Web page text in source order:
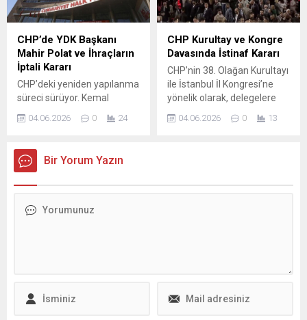
Kılıçdaroğlu ile görüşmesini
aktardığı sırada Çiçek’in
kendisine “yalaka”
demesiyle karşılaştı; bu
ifade bölümü tartışmanın
fitilini ateşledi. Canlı
yayındaki...
CHP’de YDK Başkanı
Mahir Polat ve İhraçların
İptali Kararı
CHP’deki yeniden yapılanma
süreci sürüyor. Kemal
Kılıçdaroğlu’nun genel
başkanlık görevine
içinde yeni düzenlemeler
yapılmaya başlandı. Yapılan
kararlar alındı; parti içindeki
başkanı olarak seçildi....
04.06.2026 0 24
CHP Kurultay ve Kongre
Davasında İstinaf Kararı
CHP’nin 38. Olağan Kurultayı
ile İstanbul İl Kongresi’ne
yönelik olarak, delegelere
menfaat temin edildiği
iddiasıyla tüm kararların
04.06.2026 0 13
Bir Yorum Yazın